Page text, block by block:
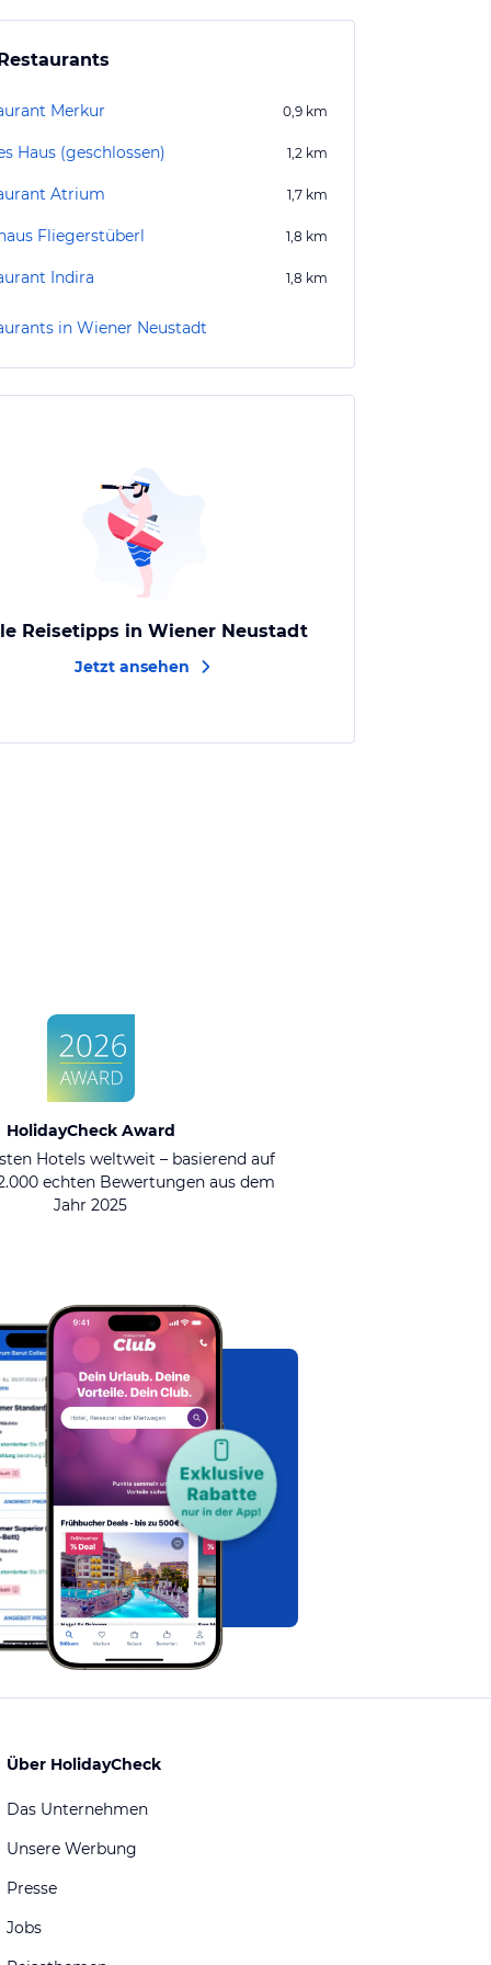
Merkur 0,9 km
Haus (geschlossen) 1,2 km
Atrium 1,7 km
Fliegerstüberl 1,8 km
Indira 1,8 km
in Wiener Neustadt
Reisetipps in Wiener Neustadt
Jetzt ansehen
HolidayCheck Award
Hotels weltweit – basierend auf
echten Bewertungen aus dem
Jahr 2025
Über HolidayCheck
Das Unternehmen
Unsere Werbung
Presse
Jobs